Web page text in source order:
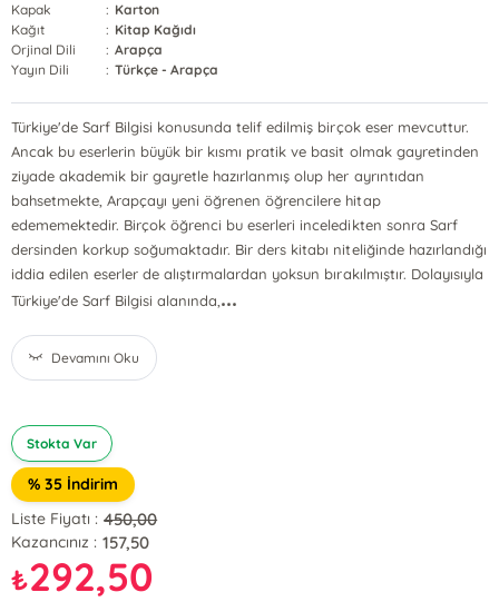
Kapak
: Karton
Kağıt
: Kitap Kağıdı
Orjinal Dili
: Arapça
Yayın Dili
: Türkçe - Arapça
Türkiye'de Sarf Bilgisi konusunda telif edilmiş birçok eser mevcuttur.
Ancak bu eserlerin büyük bir kısmı pratik ve basit olmak gayretinden
ziyade akademik bir gayretle hazırlanmış olup her ayrıntıdan
bahsetmekte, Arapçayı yeni öğrenen öğrencilere hitap
edememektedir. Birçok öğrenci bu eserleri inceledikten sonra Sarf
dersinden korkup soğumaktadır. Bir ders kitabı niteliğinde hazırlandığı
iddia edilen eserler de alıştırmalardan yoksun bırakılmıştır. Dolayısıyla
Türkiye'de Sarf Bilgisi alanında,...
Devamını Oku
Stokta Var
% 35 İndirim
Liste Fiyatı : 450,00
Kazancınız : 157,50
₺292,50